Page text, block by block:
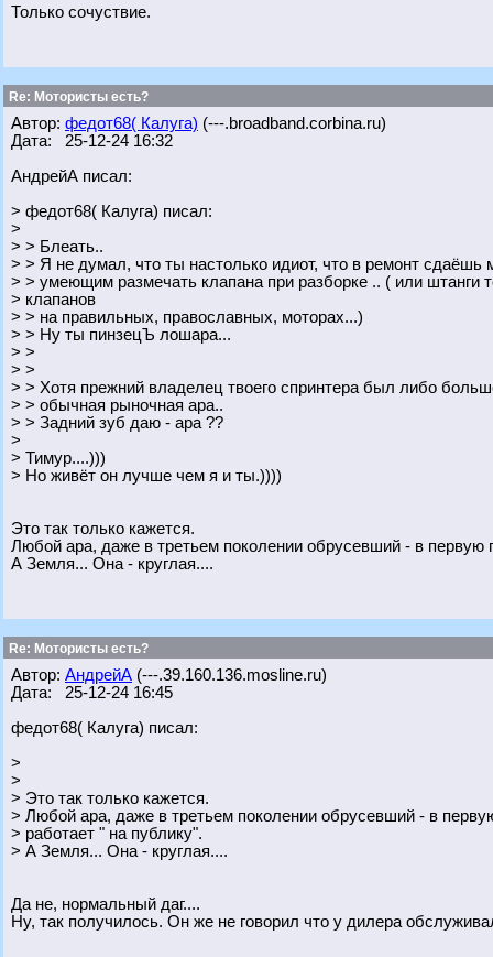
Только сочуствие.
Re: Мотористы есть?
Автор: федот68( Калуга) (---.broadband.corbina.ru)
Дата: 25-12-24 16:32
АндрейА писал:
> федот68( Калуга) писал:
>
> > Блеать..
> > Я не думал, что ты настолько идиот, что в ремонт сдаёшь
> > умеющим размечать клапана при разборке .. ( или штанги
> клапанов
> > на правильных, православных, моторах...)
> > Ну ты пинзецЪ лошара...
> >
> >
> > Хотя прежний владелец твоего спринтера был либо
> > обычная рыночная ара..
> > Задний зуб даю - ара ??
>
> Тимур....)))
> Но живёт он лучше чем я и ты.))))
Это так только кажется.
Любой ара, даже в третьем поколении обрусевший - в первую
А Земля... Она - круглая....
Re: Мотористы есть?
Автор: АндрейА (---.39.160.136.mosline.ru)
Дата: 25-12-24 16:45
федот68( Калуга) писал:
>
>
> Это так только кажется.
> Любой ара, даже в третьем поколении обрусевший - в
> работает " на публику".
> А Земля... Она - круглая....
Да не, нормальный даг....
Ну, так получилось. Он же не говорил что у дилера